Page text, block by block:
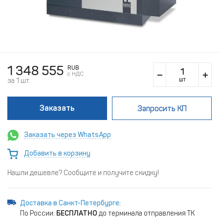
1 348 555
RUB
c НДС
за 1 шт. шт
Заказать Запросить КП
Заказать через WhatsApp
Добавить в корзину
Нашли дешевле? Сообщите и получите скидку!
Доставка в Санкт-Петербурге:
По России: БЕСПЛАТНО до терминала отправления ТК